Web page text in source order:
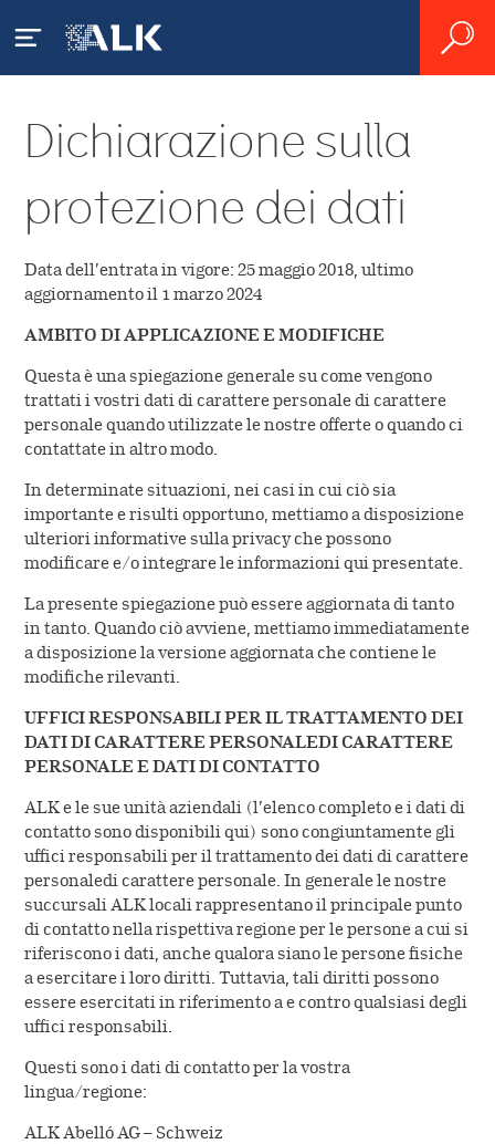
Pazienti
Cosa sono le allergie?
L'allergia agli acari della polvere
I costi delle allergie
Asma allergico
un'allergia?
Trattamento
Linea guida
R&S
Dati fondamentali sulla ITS
Standardizzazione SQ
Allergeni nativi
Ricerca
Sviluppo
Produzione
Carriera
L'azienda
ALK in Svizzera
ALK International
Codice sulla trasparenza
EFPIA
Valori
Stampa
Contatto
Dichiarazione sulla
protezione dei dati
Data dell’entrata in vigore: 25 maggio 2018, ultimo
aggiornamento il 1 marzo 2024
AMBITO DI APPLICAZIONE E MODIFICHE
Questa è una spiegazione generale su come vengono
trattati i vostri dati di carattere personale di carattere
personale quando utilizzate le nostre offerte o quando ci
contattate in altro modo.
In determinate situazioni, nei casi in cui ciò sia
importante e risulti opportuno, mettiamo a disposizione
ulteriori informative sulla privacy che possono
modificare e/o integrare le informazioni qui presentate.
La presente spiegazione può essere aggiornata di tanto
in tanto. Quando ciò avviene, mettiamo immediatamente
a disposizione la versione aggiornata che contiene le
modifiche rilevanti.
UFFICI RESPONSABILI PER IL TRATTAMENTO DEI
DATI DI CARATTERE PERSONALEDI CARATTERE
PERSONALE E DATI DI CONTATTO
ALK e le sue unità aziendali (l’elenco completo e i dati di
contatto sono disponibili qui) sono congiuntamente gli
uffici responsabili per il trattamento dei dati di carattere
personaledi carattere personale. In generale le nostre
succursali ALK locali rappresentano il principale punto
di contatto nella rispettiva regione per le persone a cui si
riferiscono i dati, anche qualora siano le persone fisiche
a esercitare i loro diritti. Tuttavia, tali diritti possono
essere esercitati in riferimento a e contro qualsiasi degli
uffici responsabili.
Questi sono i dati di contatto per la vostra
lingua/regione:
ALK Abelló AG – Schweiz